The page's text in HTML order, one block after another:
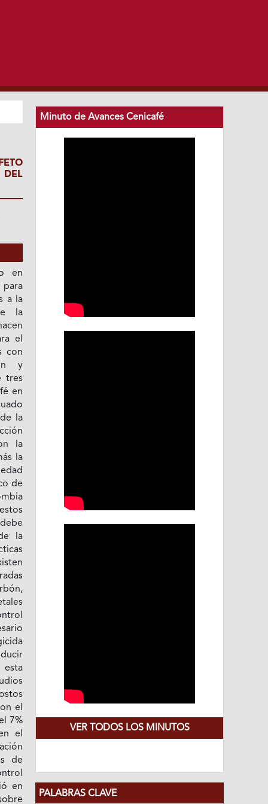
DEL
en
para
a la
la
el
con
y
tres
en
la
la
la
de
la
esta
el
7%
el
de
en
Minuto de Avances Cenicafé
VER TODOS LOS MINUTOS
PALABRAS CLAVE